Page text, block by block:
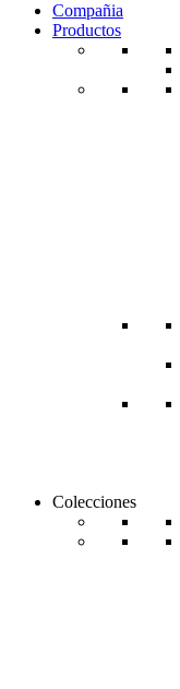
Compañia
Productos
Colecciones